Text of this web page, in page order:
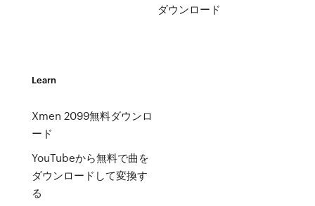
ダウンロード
Learn
Xmen 2099無料ダウンロ
ード
YouTubeから無料で曲を
ダウンロードして変換す
る